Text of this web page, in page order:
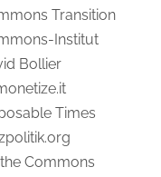
Transition
Institut
Bollier
Times
Commons